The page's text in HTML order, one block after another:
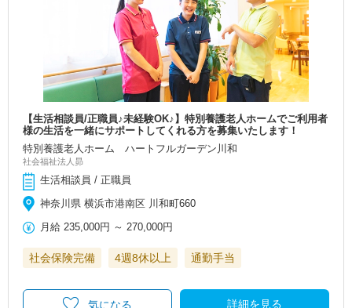
【生活相談員/正職員♪未経験OK♪】特別養護老人ホームでご利用者
様の生活を一緒にサポートしてくれる方を募集いたします！
特別養護老人ホーム ハートフルガーデン川和
社会福祉法人昴
生活相談員 / 正職員
神奈川県 横浜市港南区 川和町660
月給 235,000円 ～ 270,000円
社会保険完備 4週8休以上 通勤手当
詳細を見る
気になる